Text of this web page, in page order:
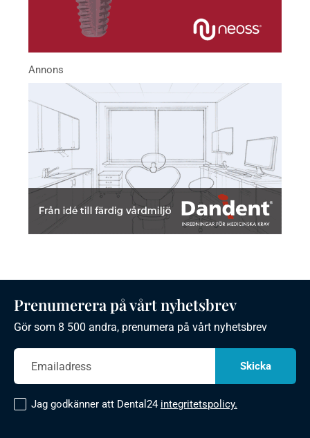
Prenumerera på vårt nyhetsbrev
Gör som 8 500 andra, prenumera på vårt nyhetsbrev
Jag godkänner att Dental24 integritetspolicy.